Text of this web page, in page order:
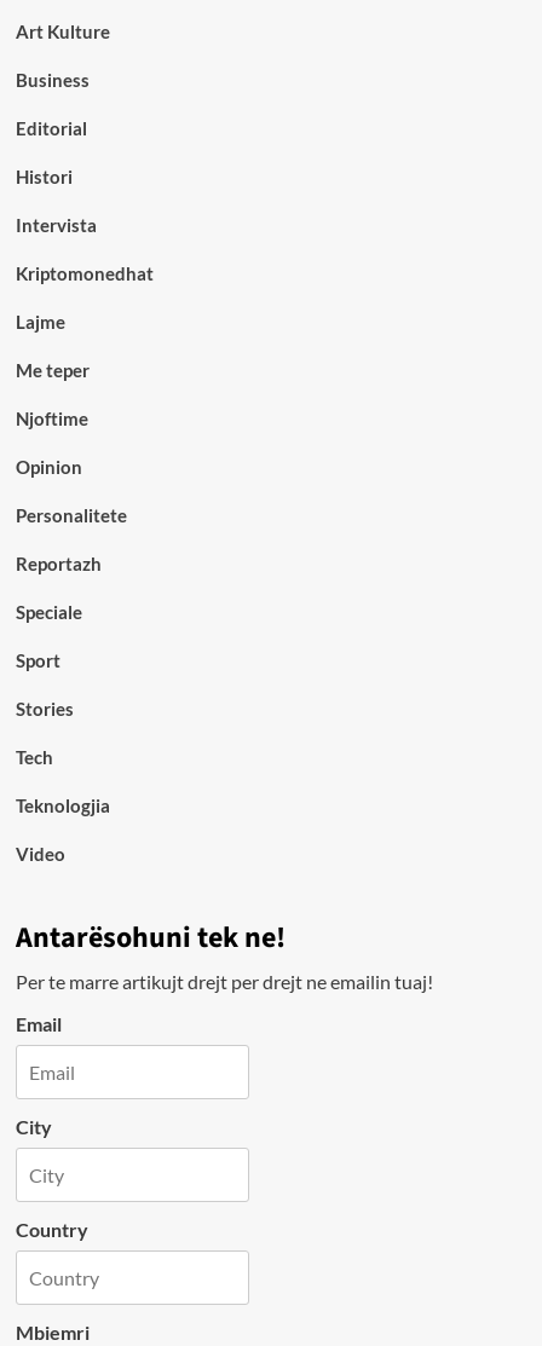
Art Kulture
Business
Editorial
Histori
Intervista
Kriptomonedhat
Lajme
Me teper
Njoftime
Opinion
Personalitete
Reportazh
Speciale
Sport
Stories
Tech
Teknologjia
Video
Antarësohuni tek ne!
Per te marre artikujt drejt per drejt ne emailin tuaj!
Email
City
Country
Mbiemri